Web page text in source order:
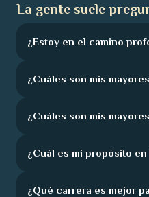
La gente suele
¿Estoy en el camino
¿Cuáles son mis
¿Cuáles son mis
¿Cuál es mi propósito en
¿Qué carrera es mejor